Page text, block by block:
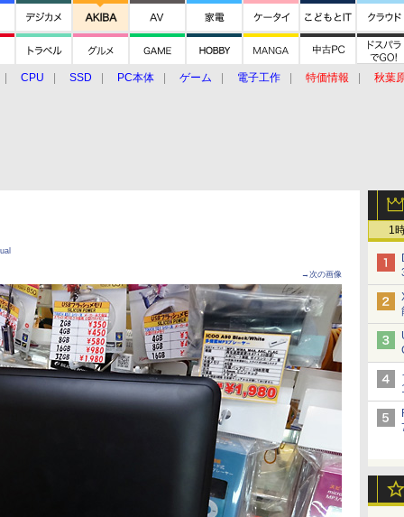
CPU SSD PC本体 ゲーム 電子工作 特価情報
秋葉
1
→次の画像